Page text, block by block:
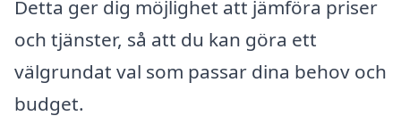
Detta ger dig möjlighet att jämföra priser
och tjänster, så att du kan göra ett
välgrundat val som passar dina behov och
budget.